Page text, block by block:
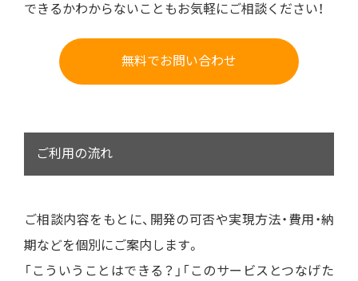
できるかわからないこともお気軽にご相談ください！
無料でお問い合わせ
ご利用の流れ
ご相談内容をもとに、開発の可否や実現方法・費用・納
期などを個別にご案内します。
「こういうことはできる？」「このサービスとつなげた